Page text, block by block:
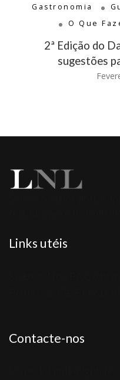
Gastronomia
O Que
2ª Edição do
sugestões
Links utéis
Contacte-nos